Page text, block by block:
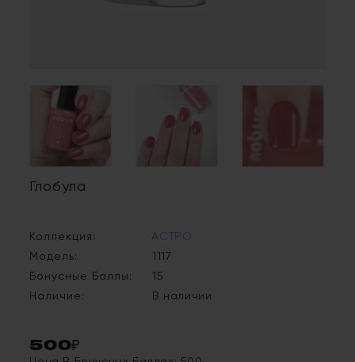
Глобула
Коллекция:
АСТРО
Модель:
1117
Бонусные Баллы:
15
Наличие:
В наличии
500₽